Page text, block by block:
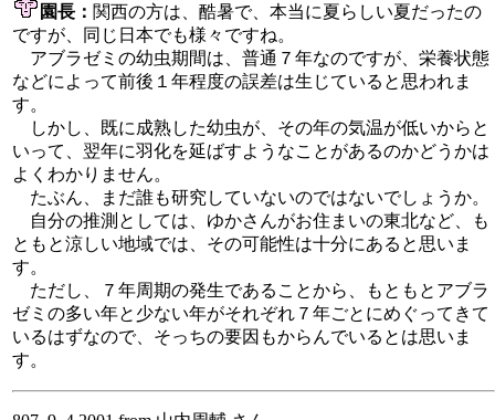
園長： 関西の方は、酷暑で、本当に夏らしい夏だったの
ですが、同じ日本でも様々ですね。
アブラゼミの幼虫期間は、普通７年なのですが、栄養状態
などによって前後１年程度の誤差は生じていると思われま
す。
しかし、既に成熟した幼虫が、その年の気温が低いからと
いって、翌年に羽化を延ばすようなことがあるのかどうかは
よくわかりません。
たぶん、まだ誰も研究していないのではないでしょうか。
自分の推測としては、ゆかさんがお住まいの東北など、も
ともと涼しい地域では、その可能性は十分にあると思いま
す。
ただし、７年周期の発生であることから、もともとアブラ
ゼミの多い年と少ない年がそれぞれ７年ごとにめぐってきて
いるはずなので、そっちの要因もからんでいるとは思いま
す。